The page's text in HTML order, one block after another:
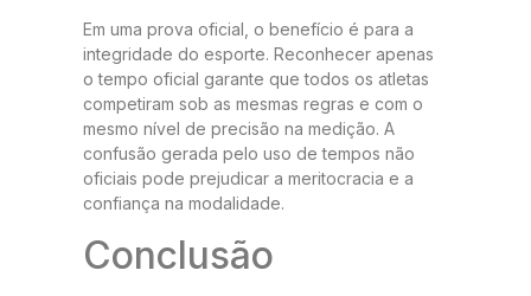
Em uma prova oficial, o benefício é para a
integridade do esporte. Reconhecer apenas
o tempo oficial garante que todos os atletas
competiram sob as mesmas regras e com o
mesmo nível de precisão na medição. A
confusão gerada pelo uso de tempos não
oficiais pode prejudicar a meritocracia e a
confiança na modalidade.
Conclusão